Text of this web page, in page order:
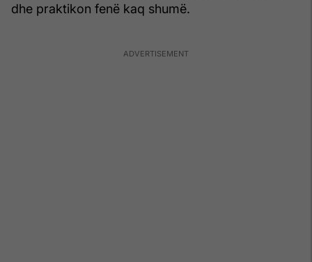
dhe praktikon fenë kaq shumë.